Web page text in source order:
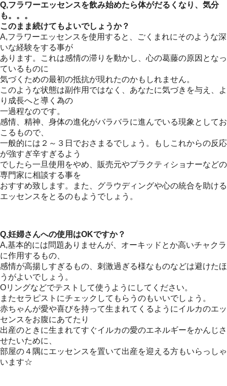
Q,フラワーエッセンスを飲み始めたら体がだるくなり、気分
も。。。
このまま続けてもよいでしょうか？
A,フラワーエッセンスを使用すると、ごくまれにそのような深
いな経験をする事が
あります。これは感情の滞りを動かし、心の葛藤の原因となっ
ているものに
気づくための最初の抵抗が現れたのかもしれません。
このような状態は副作用ではなく、あなたに気づきを与え、よ
り成長へと導く為の
一過程なのです。
感情、精神、身体の進化がバラバラに進んでいる現象としてお
こるもので、
一般的には２～３日でおさまるでしょう。もしこれからの反応
が強すぎ辛すぎるよう
でしたら一旦使用をやめ、販売元やプラクティショナーなどの
専門家に相談する事を
おすすめ致します。また、グラウディングや心の統合を助ける
エッセンスをとるのもようでしょう。
Q,妊婦さんへの使用はOKですか？
A,基本的には問題ありませんが、オーキッドとか高いチャクラ
に作用するもの、
感情が高揚しすぎるもの、刺激過ぎる様なものなどは避けたほ
うがよいでしょう。
Oリングなどでテストして使うようにしてください。
またセラピストにチェックしてもらうのもいいでしょう。
赤ちゃんが愛や喜びを持って生まれてくるようにイルカのエッ
センスをお腹にあてたり
出産のときに生まれてすぐイルカの愛のエネルギーをかんじさ
せたいために、
部屋の４隅にエッセンスを置いて出産を迎える方もいらっしゃ
います☆